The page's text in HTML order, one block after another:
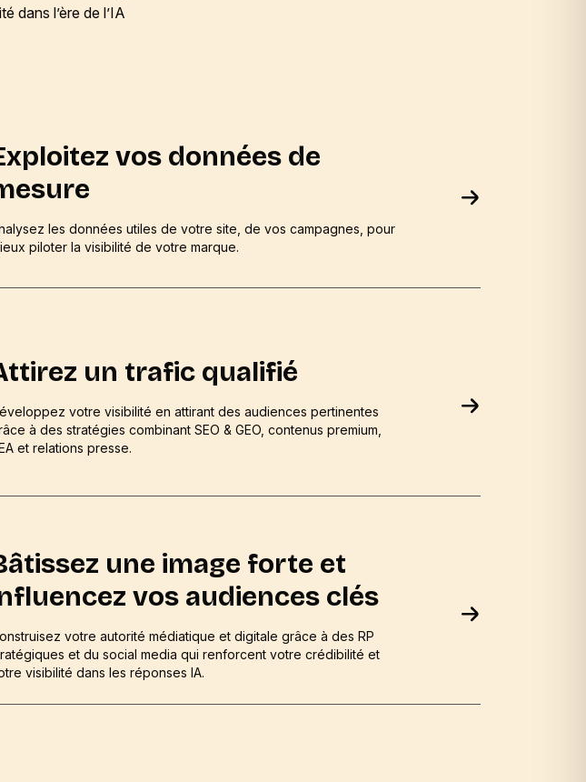
dans l’ère de l’IA
vos données de
les données utiles de votre site, de vos campagnes, pour
piloter la visibilité de votre marque.
un trafic qualifié
votre visibilité en attirant des audiences pertinentes
à des stratégies combinant SEO & GEO, contenus premium,
et relations presse.
une image forte et
vos audiences clés
votre autorité médiatique et digitale grâce à des RP
et du social media qui renforcent votre crédibilité et
visibilité dans les réponses IA.